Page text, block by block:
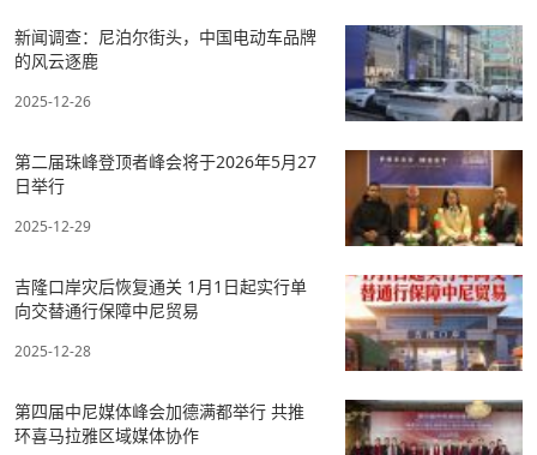
新闻调查：尼泊尔街头，中国电动车品牌
的风云逐鹿
2025-12-26
第二届珠峰登顶者峰会将于2026年5月27
日举行
2025-12-29
吉隆口岸灾后恢复通关 1月1日起实行单
向交替通行保障中尼贸易
2025-12-28
第四届中尼媒体峰会加德满都举行 共推
环喜马拉雅区域媒体协作